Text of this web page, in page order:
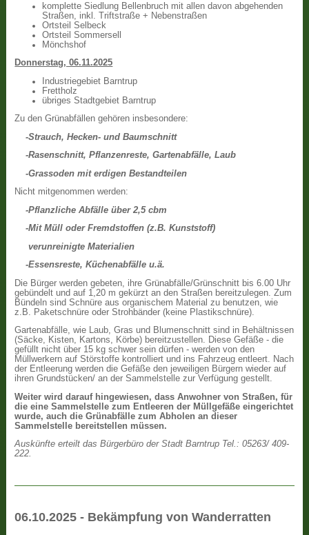
komplette Siedlung Bellenbruch mit allen davon abgehenden
Straßen, inkl. Triftstraße + Nebenstraßen
Ortsteil Selbeck
Ortsteil Sommersell
Mönchshof
Donnerstag, 06.11.2025
Industriegebiet Barntrup
Frettholz
übriges Stadtgebiet Barntrup
Zu den Grünabfällen gehören insbesondere:
-Strauch, Hecken- und Baumschnitt
-Rasenschnitt, Pflanzenreste, Gartenabfälle, Laub
-Grassoden mit erdigen Bestandteilen
Nicht mitgenommen werden:
-Pflanzliche Abfälle über 2,5 cbm
-Mit Müll oder Fremdstoffen (z.B. Kunststoff)
verunreinigte Materialien
-Essensreste, Küchenabfälle u.ä.
Die Bürger werden gebeten, ihre Grünabfälle/Grünschnitt bis 6.00 Uhr
gebündelt und auf 1,20 m gekürzt an den Straßen bereitzulegen. Zum
Bündeln sind Schnüre aus organischem Material zu benutzen, wie
z.B. Paketschnüre oder Strohbänder (keine Plastikschnüre).
Gartenabfälle, wie Laub, Gras und Blumenschnitt sind in Behältnissen
(Säcke, Kisten, Kartons, Körbe) bereitzustellen. Diese Gefäße - die
gefüllt nicht über 15 kg schwer sein dürfen - werden von den
Müllwerkern auf Störstoffe kontrolliert und ins Fahrzeug entleert. Nach
der Entleerung werden die Gefäße den jeweiligen Bürgern wieder auf
ihren Grundstücken/ an der Sammelstelle zur Verfügung gestellt.
Weiter wird darauf hingewiesen, dass Anwohner von Straßen, für
die eine Sammelstelle zum Entleeren der Müllgefäße eingerichtet
wurde, auch die Grünabfälle zum Abholen an dieser
Sammelstelle bereitstellen müssen.
Auskünfte erteilt das Bürgerbüro der Stadt Barntrup Tel.: 05263/ 409-
222.
06.10.2025 - Bekämpfung von Wanderratten